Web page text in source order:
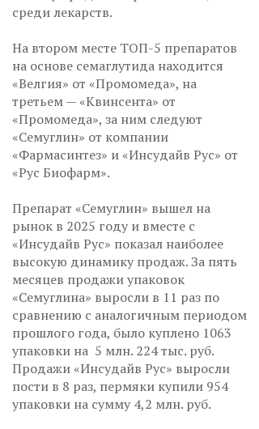
среди лекарств.
На втором месте ТОП-5 препаратов
на основе семаглутида находится
«Велгия» от «Промомеда», на
третьем — «Квинсента» от
«Промомеда», за ним следуют
«Семуглин» от компании
«Фармасинтез» и «Инсудайв Рус» от
«Рус Биофарм».
Препарат «Семуглин» вышел на
рынок в 2025 году и вместе с
«Инсудайв Рус» показал наиболее
высокую динамику продаж. За пять
месяцев продажи упаковок
«Семуглина» выросли в 11 раз по
сравнению с аналогичным периодом
прошлого года, было куплено 1063
упаковки на 5 млн. 224 тыс. руб.
Продажи «Инсудайв Рус» выросли
пости в 8 раз, пермяки купили 954
упаковки на сумму 4,2 млн. руб.